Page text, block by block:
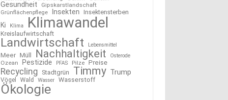
Gesundheit Gipskarstlandschaft
Grünflächenpflege Insekten Insektensterben
Ki Klima Klimawandel
Kreislaufwirtschaft
Landwirtschaft Lebensmittel
Meer Müll Nachhaltigkeit Osterode
Ozean Pestizide PFAS Pilze Preise
Recycling Stadtgrün Timmy Trump
Vögel Wald Wasser Wasserstoff
Ökologie